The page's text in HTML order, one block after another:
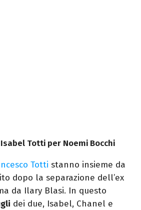
Totti per Noemi Bocchi
Totti stanno insieme da
dopo la separazione dell’ex
da Ilary Blasi. In questo
dei due, Isabel, Chanel e